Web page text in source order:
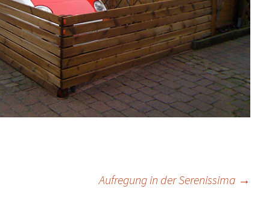
Aufregung in der Serenissima →